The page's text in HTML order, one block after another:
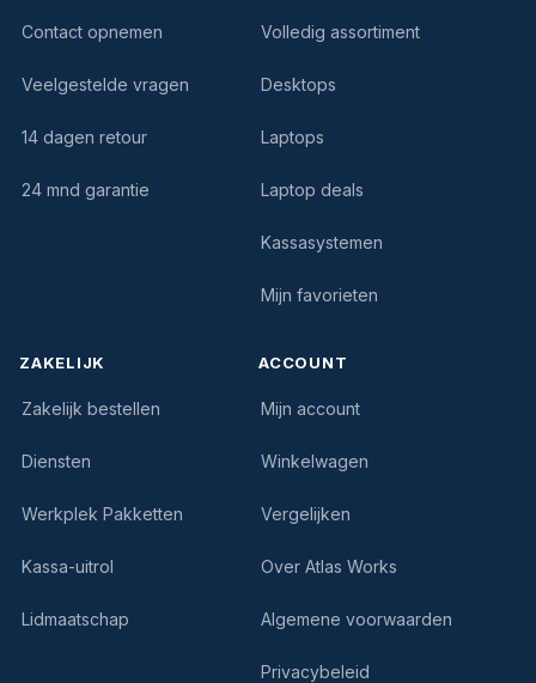
Contact opnemen
Veelgestelde vragen
14 dagen retour
24 mnd garantie
Volledig assortiment
Desktops
Laptops
Laptop deals
Kassasystemen
Mijn favorieten
ZAKELIJK
Zakelijk bestellen
Diensten
Werkplek Pakketten
Kassa-uitrol
Lidmaatschap
ACCOUNT
Mijn account
Winkelwagen
Vergelijken
Over Atlas Works
Algemene voorwaarden
Privacybeleid